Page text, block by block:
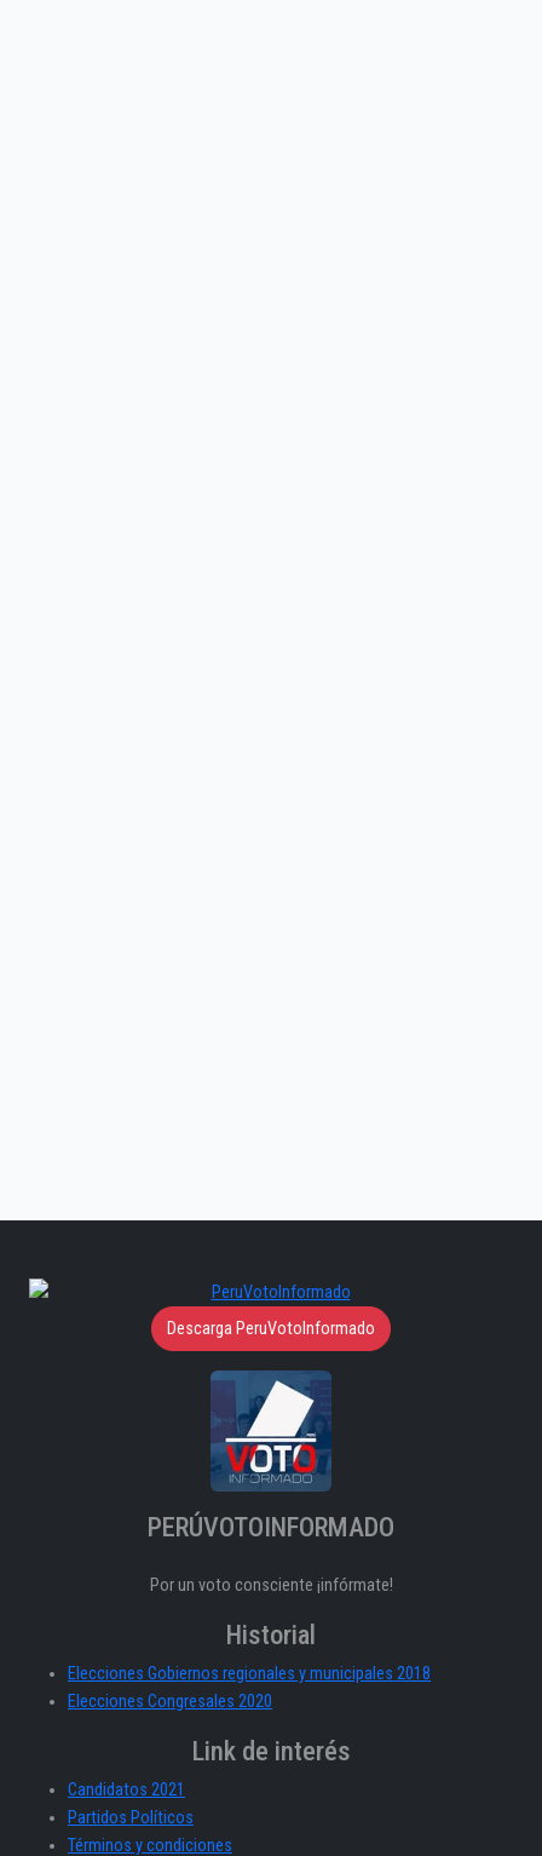
Descarga PeruVotoInformado
PERÚVOTOINFORMADO
Por un voto consciente ¡infórmate!
Historial
Elecciones Gobiernos regionales y municipales 2018
Elecciones Congresales 2020
Link de interés
Candidatos 2021
Partidos Políticos
Términos y condiciones